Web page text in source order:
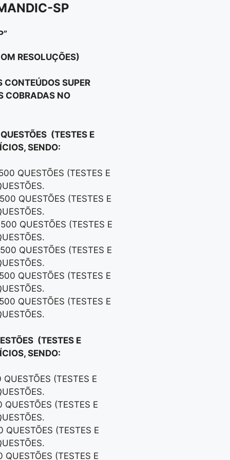
SP
RESOLUÇÕES)
SUPER
COBRADAS NO
(TESTES E
SENDO:
QUESTÕES (TESTES E
QUESTÕES (TESTES E
QUESTÕES (TESTES E
QUESTÕES (TESTES E
QUESTÕES (TESTES E
QUESTÕES (TESTES E
(TESTES E
SENDO:
(TESTES E
(TESTES E
(TESTES E
(TESTES E